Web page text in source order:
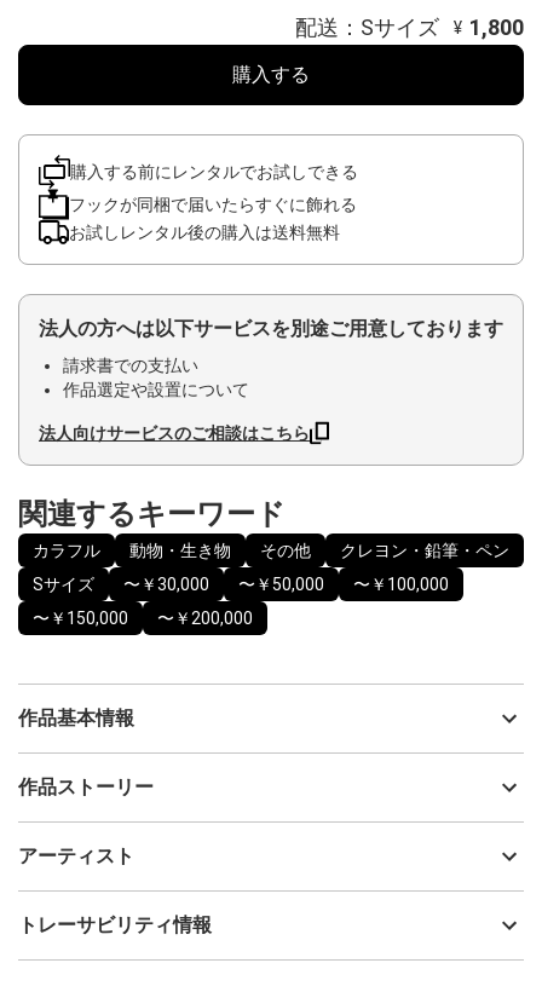
配送：Sサイズ ¥ 1,800
購入する
購入する前にレンタルでお試しできる
フックが同梱で届いたらすぐに飾れる
お試しレンタル後の購入は送料無料
法人の方へは以下サービスを別途ご用意しております
請求書での支払い
作品選定や設置について
法人向けサービスのご相談はこちら
関連するキーワード
カラフル 動物・生き物 その他
クレヨン・鉛筆・ペン
Sサイズ
〜￥30,000 〜￥50,000
〜￥100,000
〜￥150,000
〜￥200,000
作品基本情報
出品者
制作年
クレヨン・鉛筆・ペン
作品ストーリー
ダイナミックで
アーティスト
川瀬大樹
フォローする
トレーサビリティ情報